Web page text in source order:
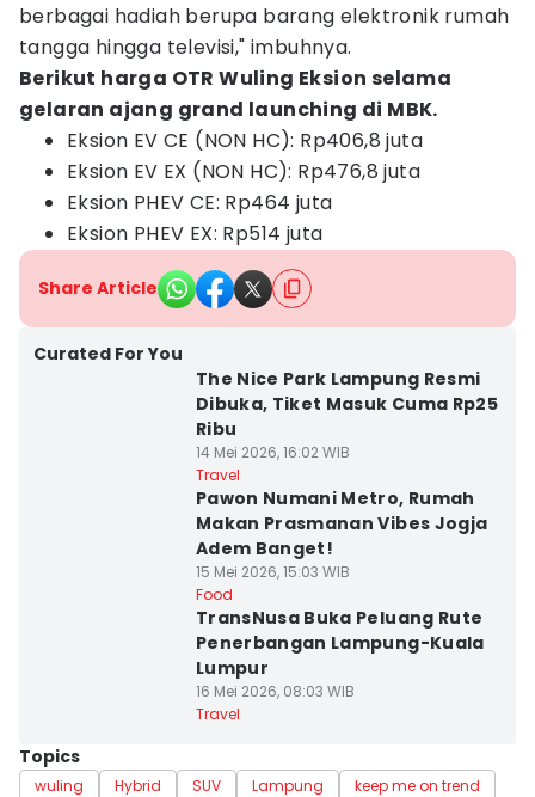
berbagai hadiah berupa barang elektronik rumah
tangga hingga televisi," imbuhnya.
Berikut harga OTR Wuling Eksion selama
gelaran ajang grand launching di MBK.
Eksion EV CE (NON HC): Rp406,8 juta
Eksion EV EX (NON HC): Rp476,8 juta
Eksion PHEV CE: Rp464 juta
Eksion PHEV EX: Rp514 juta
Share Article
Curated For You
The Nice Park Lampung Resmi
Dibuka, Tiket Masuk Cuma Rp25
Ribu
14 Mei 2026, 16:02 WIB
Travel
Pawon Numani Metro, Rumah
Makan Prasmanan Vibes Jogja
Adem Banget!
15 Mei 2026, 15:03 WIB
Food
TransNusa Buka Peluang Rute
Penerbangan Lampung-Kuala
Lumpur
16 Mei 2026, 08:03 WIB
Travel
Topics
wuling Hybrid SUV Lampung keep me on trend